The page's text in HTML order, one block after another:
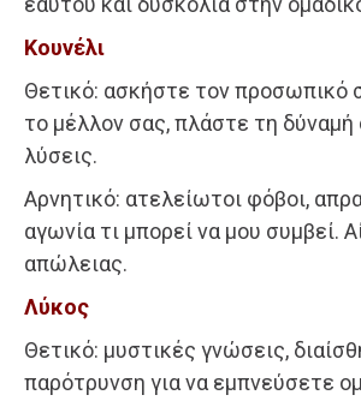
Κουνέλι
Θετικό: ασκήστε τον προσωπικό
το μέλλον σας, πλάστε τη δύναμή
λύσεις.
Αρνητικό: ατελείωτοι φόβοι,
αγωνία τι μπορεί να μου συμβεί.
απώλειας.
Λύκος
Θετικό: μυστικές γνώσεις,
παρότρυνση για να εμπνεύσετε